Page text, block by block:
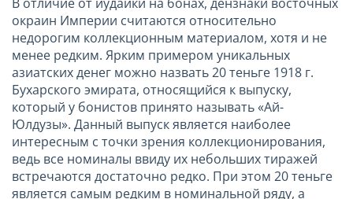
окраин Империи считаются относительно
недорогим коллекционным материалом, хотя и не
менее редким. Ярким примером уникальных
азиатских денег можно назвать 20 теньге 1918 г.
Бухарского эмирата, относящийся к выпуску,
который у бонистов принято называть «Ай-
Юлдузы». Данный выпуск является наиболее
интересным с точки зрения коллекционирования,
ведь все номиналы ввиду их небольших тиражей
встречаются достаточно редко. При этом 20 теньге
является самым редким в номинальной ряду, а